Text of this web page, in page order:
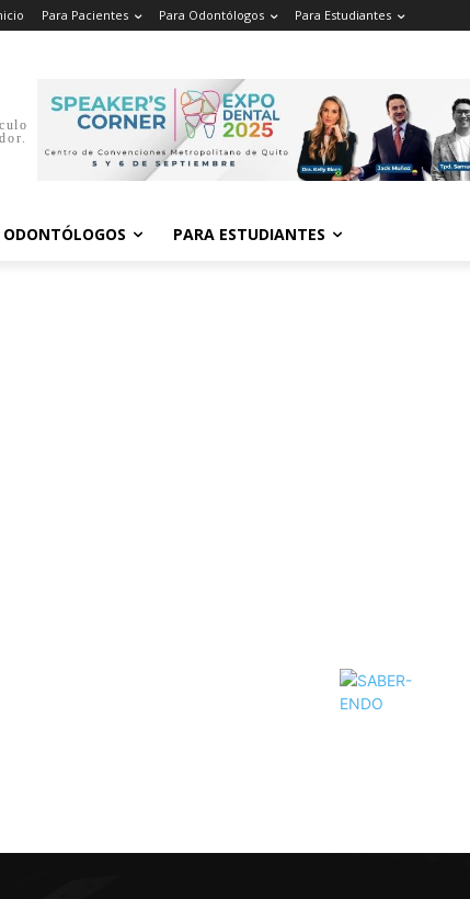
Para Pacientes Para Odontólogos Para Estudiantes
PARA ESTUDIANTES